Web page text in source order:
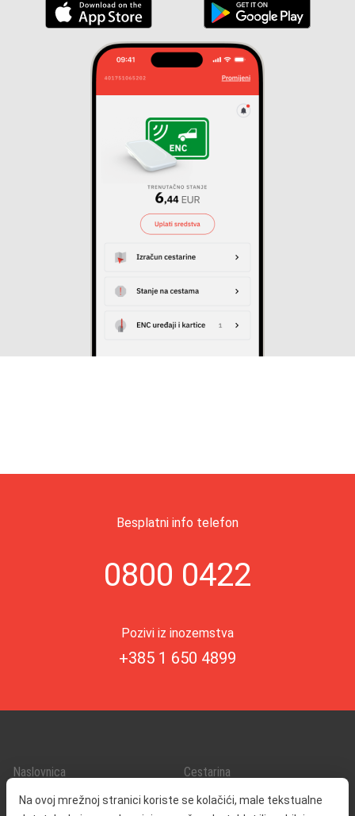
Na ovoj mrežnoj stranici koriste se kolačići, male tekstualne
Besplatni info telefon
0800 0422
Pozivi iz inozemstva
+385 1 650 4899
Naslovnica
O nama
Cestarina
Promet i sigurnost